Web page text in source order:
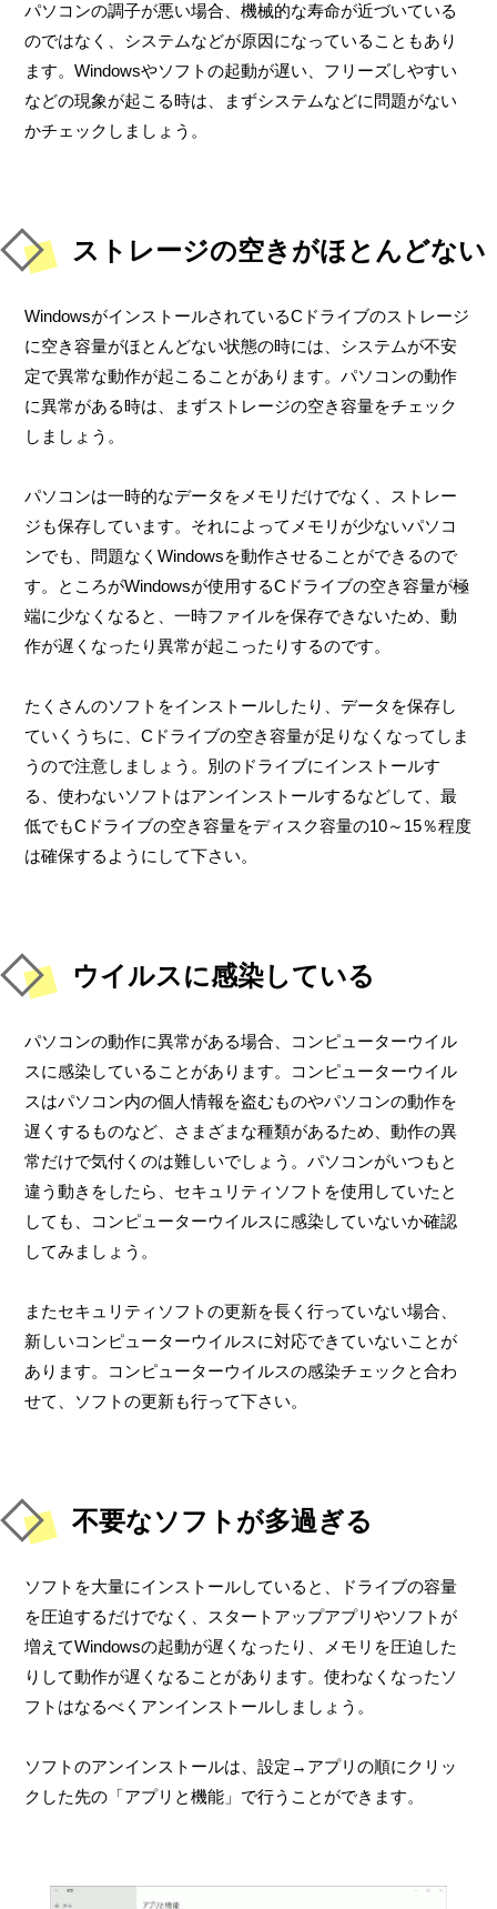
パソコンの調子が悪い場合、機械的な寿命が近づいている
のではなく、システムなどが原因になっていることもあり
ます。Windowsやソフトの起動が遅い、フリーズしやすい
などの現象が起こる時は、まずシステムなどに問題がない
かチェックしましょう。
ストレージの空きがほとんどない
WindowsがインストールされているCドライブのストレージ
に空き容量がほとんどない状態の時には、システムが不安
定で異常な動作が起こることがあります。パソコンの動作
に異常がある時は、まずストレージの空き容量をチェック
しましょう。
パソコンは一時的なデータをメモリだけでなく、ストレー
ジも保存しています。それによってメモリが少ないパソコ
ンでも、問題なくWindowsを動作させることができるので
す。ところがWindowsが使用するCドライブの空き容量が極
端に少なくなると、一時ファイルを保存できないため、動
作が遅くなったり異常が起こったりするのです。
たくさんのソフトをインストールしたり、データを保存し
ていくうちに、Cドライブの空き容量が足りなくなってしま
うので注意しましょう。別のドライブにインストールす
る、使わないソフトはアンインストールするなどして、最
低でもCドライブの空き容量をディスク容量の10～15％程度
は確保するようにして下さい。
ウイルスに感染している
パソコンの動作に異常がある場合、コンピューターウイル
スに感染していることがあります。コンピューターウイル
スはパソコン内の個人情報を盗むものやパソコンの動作を
遅くするものなど、さまざまな種類があるため、動作の異
常だけで気付くのは難しいでしょう。パソコンがいつもと
違う動きをしたら、セキュリティソフトを使用していたと
しても、コンピューターウイルスに感染していないか確認
してみましょう。
またセキュリティソフトの更新を長く行っていない場合、
新しいコンピューターウイルスに対応できていないことが
あります。コンピューターウイルスの感染チェックと合わ
せて、ソフトの更新も行って下さい。
不要なソフトが多過ぎる
ソフトを大量にインストールしていると、ドライブの容量
を圧迫するだけでなく、スタートアップアプリやソフトが
増えてWindowsの起動が遅くなったり、メモリを圧迫した
りして動作が遅くなることがあります。使わなくなったソ
フトはなるべくアンインストールしましょう。
ソフトのアンインストールは、設定→アプリの順にクリッ
クした先の「アプリと機能」で行うことができます。